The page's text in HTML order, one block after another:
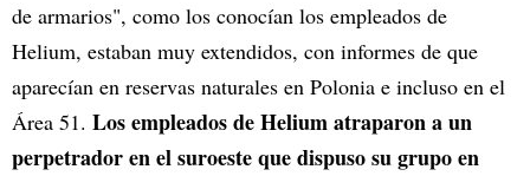
de armarios", como los conocían los empleados de
Helium, estaban muy extendidos, con informes de que
aparecían en reservas naturales en Polonia e incluso en el
Área 51. Los empleados de Helium atraparon a un
perpetrador en el suroeste que dispuso su grupo en